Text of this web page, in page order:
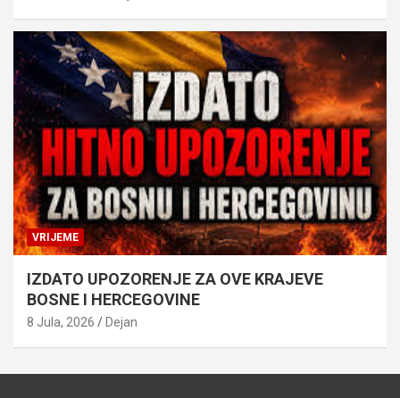
VRIJEME
IZDATO UPOZORENJE ZA OVE KRAJEVE
BOSNE I HERCEGOVINE
8 Jula, 2026 Dejan